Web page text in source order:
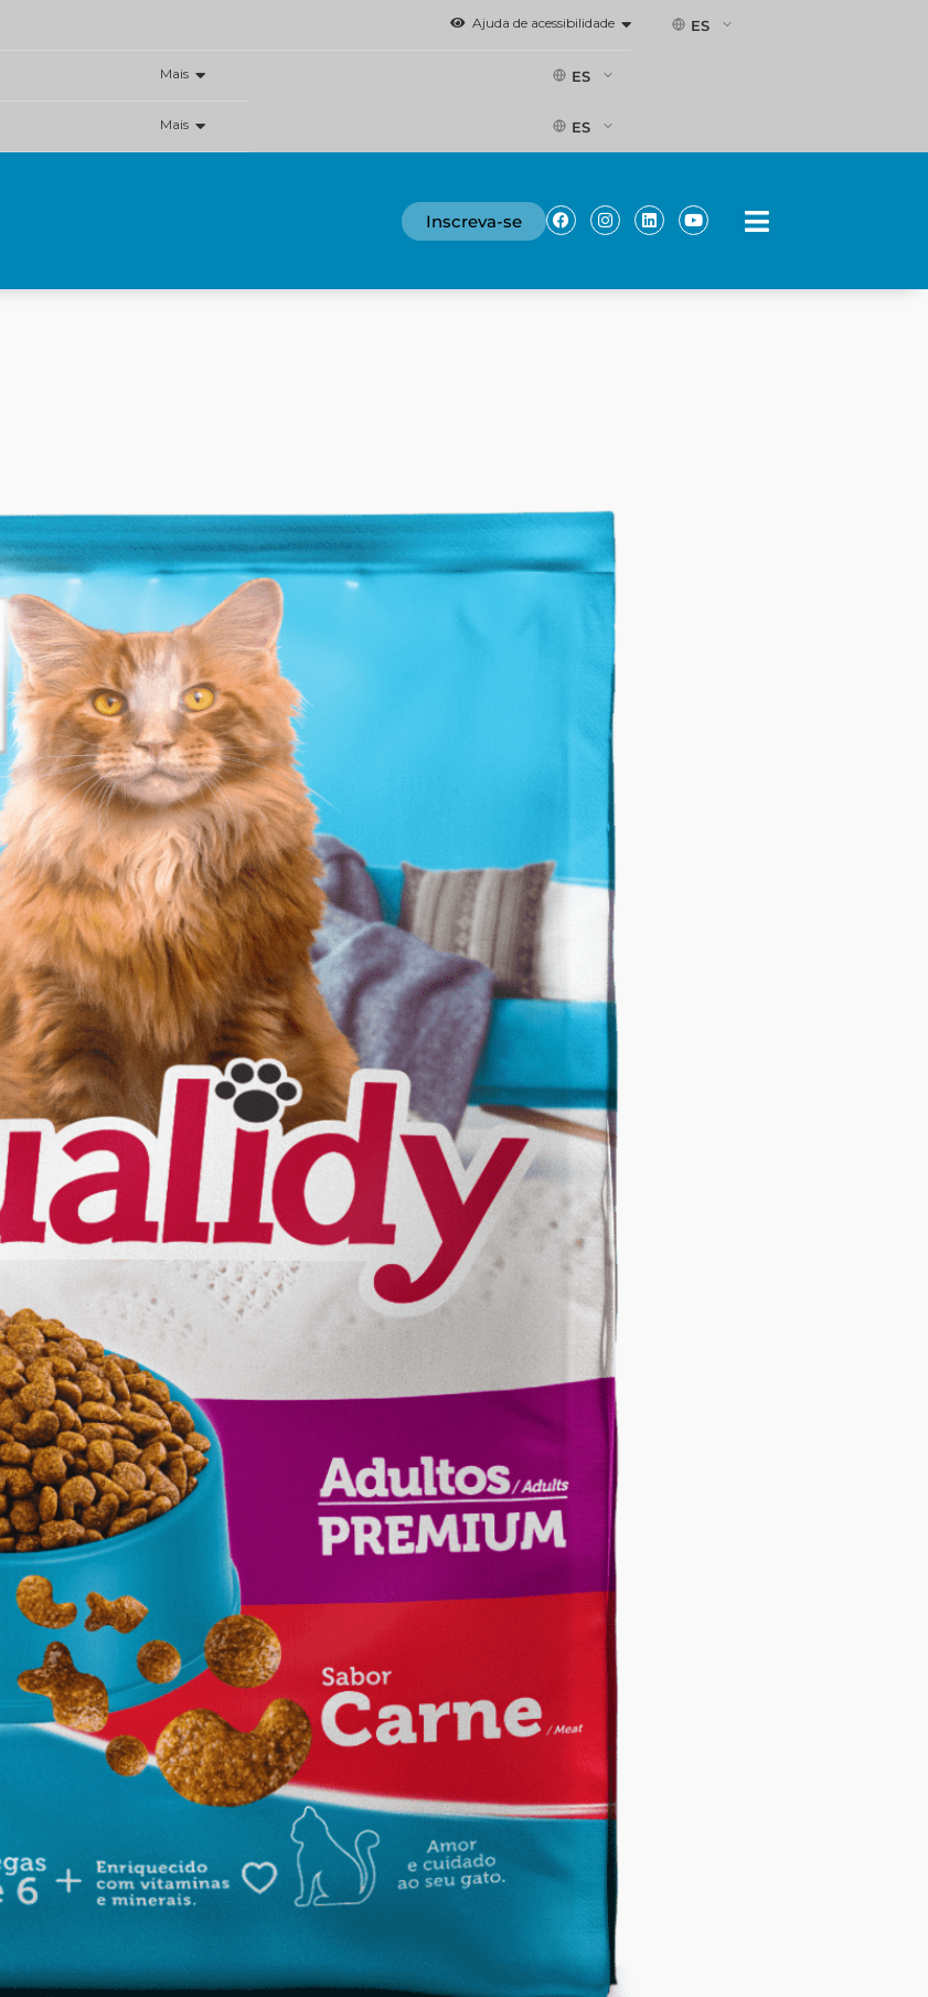
Ajuda de acessibilidade ES
Mais ES
Mais ES
Inscreva-se FacebookInstagram
LinkedinYoutube